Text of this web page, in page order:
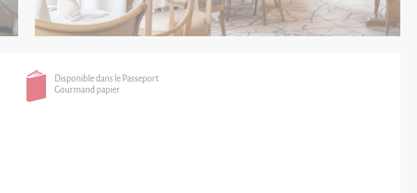
Disponible dans le Passeport
Gourmand papier